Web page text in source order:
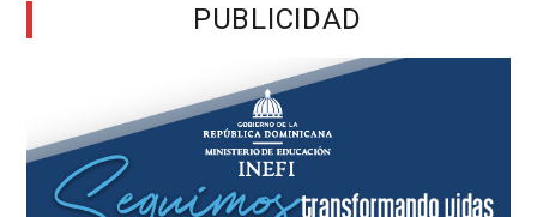
PUBLICIDAD